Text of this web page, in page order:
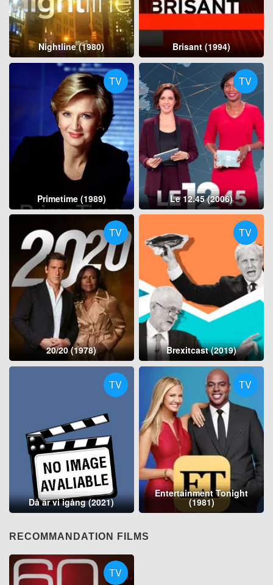
Nightline (1980) Brisant (1994)
TV
Primetime (1989)
TV
Le 12.45 (2006)
TV
20/20 (1978)
TV
Brexitcast (2019)
TV
Då är vi igång (2021)
TV
Entertainment Tonight
(1981)
RECOMMANDATION FILMS
TV